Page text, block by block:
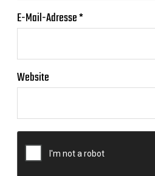
E-Mail-Adresse*
Website